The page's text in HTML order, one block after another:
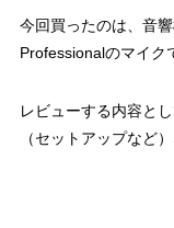
今回買ったのは、音
Professionalのマイク
レビューする内容と
（セットアップなど